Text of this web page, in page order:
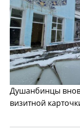
Душанбинцы
визитной